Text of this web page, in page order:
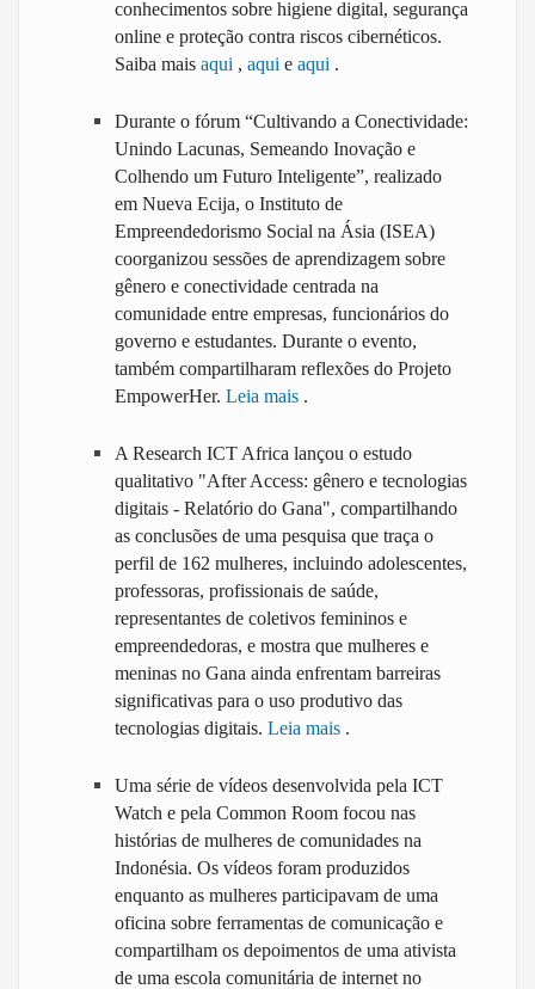
conhecimentos sobre higiene digital, segurança
online e proteção contra riscos cibernéticos.
Saiba mais aqui , aqui e aqui .
Durante o fórum “Cultivando a Conectividade:
Unindo Lacunas, Semeando Inovação e
Colhendo um Futuro Inteligente”, realizado
em Nueva Ecija, o Instituto de
Empreendedorismo Social na Ásia (ISEA)
coorganizou sessões de aprendizagem sobre
gênero e conectividade centrada na
comunidade entre empresas, funcionários do
governo e estudantes. Durante o evento,
também compartilharam reflexões do Projeto
EmpowerHer. Leia mais .
A Research ICT Africa lançou o estudo
qualitativo "After Access: gênero e tecnologias
digitais - Relatório do Gana", compartilhando
as conclusões de uma pesquisa que traça o
perfil de 162 mulheres, incluindo adolescentes,
professoras, profissionais de saúde,
representantes de coletivos femininos e
empreendedoras, e mostra que mulheres e
meninas no Gana ainda enfrentam barreiras
significativas para o uso produtivo das
tecnologias digitais. Leia mais .
Uma série de vídeos desenvolvida pela ICT
Watch e pela Common Room focou nas
histórias de mulheres de comunidades na
Indonésia. Os vídeos foram produzidos
enquanto as mulheres participavam de uma
oficina sobre ferramentas de comunicação e
compartilham os depoimentos de uma ativista
de uma escola comunitária de internet no